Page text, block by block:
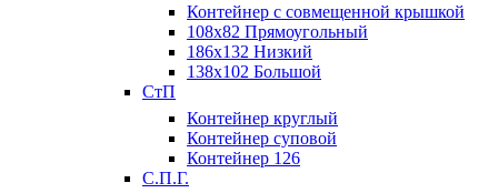
Контейнер с совмещенной крышкой
108х82 Прямоугольный
186х132 Низкий
138х102 Большой
СтП
Контейнер круглый
Контейнер суповой
Контейнер 126
С.П.Г.